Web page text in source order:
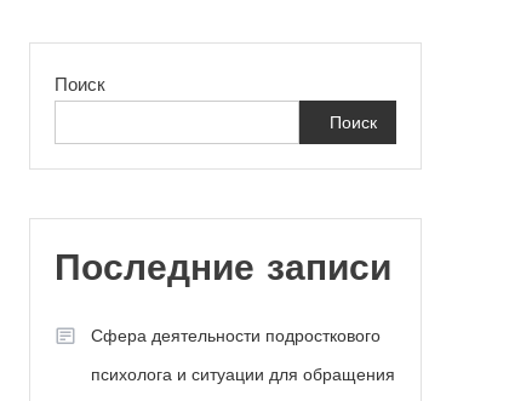
Поиск
Поиск
Последние записи
Сфера деятельности подросткового
психолога и ситуации для обращения